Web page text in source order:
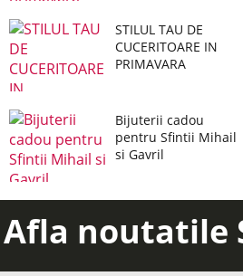
STILUL TAU DE
CUCERITOARE IN
PRIMAVARA
Bijuterii cadou
pentru Sfintii Mihail
si Gavril
Afla noutatile